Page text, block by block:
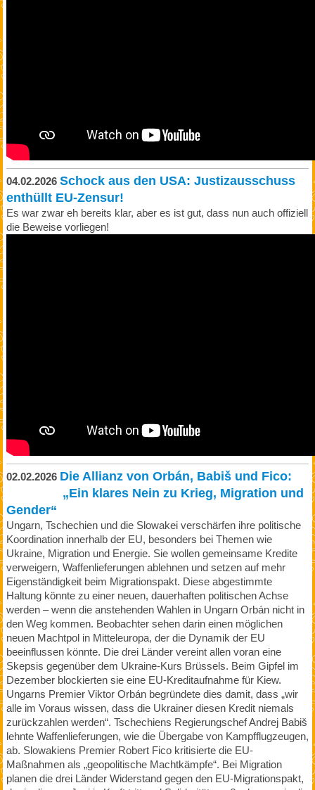
04.02.2026 Schock aus den USA: Justizausschuss
enthüllt EU-Zensur!
Es war zwar eh bereits klar, aber es ist gut, dass nun auch offiziell
die Beweise vorliegen!
02.02.2026 Die Allianz von Orbán, Babiš und Fico:
„Ein klares Nein zu Krieg, Migration und
Gender“
Ungarn, Tschechien und die Slowakei verschärfen ihre politische
Koordination innerhalb der EU, besonders bei Themen wie
Ukraine, Migration und Energie. Sie wollen gemeinsame Kredite
verweigern, Waffenlieferungen ablehnen und setzen auf mehr
Eigenständigkeit beim Migrationspakt. Diese abgestimmte
Haltung könnte zu einer neuen, dauerhaften politischen Achse
werden – wenn die anstehenden Wahlen in Ungarn Orbán nicht in
den Weg kommen. Beobachter sehen darin einen möglichen
neuen Machtpol in Mitteleuropa, der die Dynamik der EU
beeinflussen könnte. Die drei Länder vereint allen voran eine
Skepsis gegenüber dem Ukraine-Kurs Brüssels. Beim Gipfel im
Dezember blockierten sie eine EU-Kreditaufnahme für Kiew.
Ungarns Premier Viktor Orbán begründete dies damit, dass „wir
alle im Voraus wissen, dass die Ukrainer diesen Kredit niemals
zurückzahlen werden“. Tschechiens Regierungschef Andrej Babiš
lehnte Waffenlieferungen, wie die Übergabe von Kampfflugzeugen,
ab. Slowakiens Premier Robert Fico kritisierte die EU-
Maßnahmen als „geopolitische Machtkämpfe“. Bei Migration
planen die drei Länder Widerstand gegen den EU-Migrationspakt,